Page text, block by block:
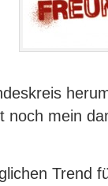
noch mein
Trend